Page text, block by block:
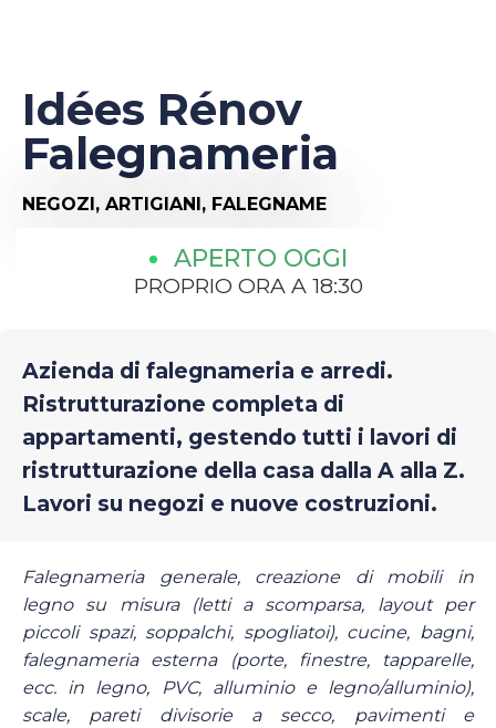
Idées Rénov
Falegnameria
NEGOZI, ARTIGIANI, FALEGNAME
APERTO OGGI
PROPRIO ORA A 18:30
Azienda di falegnameria e arredi.
Ristrutturazione completa di
appartamenti, gestendo tutti i lavori di
ristrutturazione della casa dalla A alla Z.
Lavori su negozi e nuove costruzioni.
Falegnameria generale, creazione di mobili in
legno su misura (letti a scomparsa, layout per
piccoli spazi, soppalchi, spogliatoi), cucine, bagni,
falegnameria esterna (porte, finestre, tapparelle,
ecc. in legno, PVC, alluminio e legno/alluminio),
scale, pareti divisorie a secco, pavimenti e